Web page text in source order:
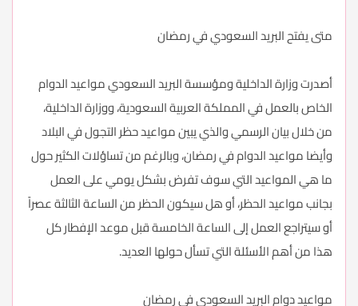
متى يفتح البريد السعودي في رمضان
أصدرت وزارة الداخلية ومؤسسة البريد السعودي مواعيد الدوام
الخاص بالعمل في المملكة العربية السعودية، ووزارة الداخلية،
من خلال بيان الرسمي والذي يبين مواعيد حظر التجول في البلاد
وأيضا مواعيد الدوام في رمضان، وبالرغم من تساؤلات الكثير حول
ما هي المواعيد التي سوف تفرض بشكل يومي على العمل
بجانب مواعيد الحظر، أو هل سيكون الحظر من الساعة الثالثة عصراً
أو سيتراجع العمل إلى الساعة الخامسة قبل موعد الإفطار كل
هذا من أهم الأسئلة التي تسأل حولها العديد.
مواعيد دوام البريد السعودي في رمضان